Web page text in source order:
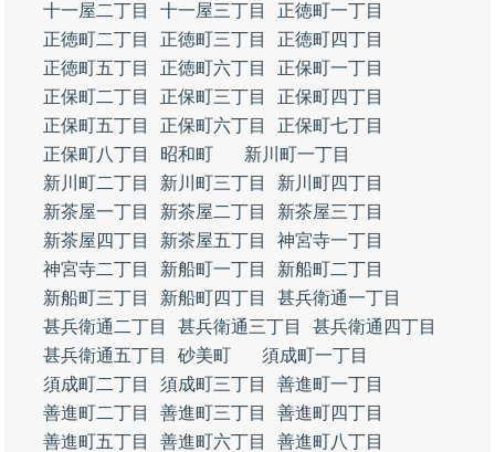
十一屋二丁目
十一屋三丁目
正徳町一丁目
正徳町二丁目
正徳町三丁目
正徳町四丁目
正徳町五丁目
正徳町六丁目
正保町一丁目
正保町二丁目
正保町三丁目
正保町四丁目
正保町五丁目
正保町六丁目
正保町七丁目
正保町八丁目
昭和町
新川町一丁目
新川町二丁目
新川町三丁目
新川町四丁目
新茶屋一丁目
新茶屋二丁目
新茶屋三丁目
新茶屋四丁目
新茶屋五丁目
神宮寺一丁目
神宮寺二丁目
新船町一丁目
新船町二丁目
新船町三丁目
新船町四丁目
甚兵衛通一丁目
甚兵衛通二丁目
甚兵衛通三丁目
甚兵衛通四丁目
甚兵衛通五丁目
砂美町
須成町一丁目
須成町二丁目
須成町三丁目
善進町一丁目
善進町二丁目
善進町三丁目
善進町四丁目
善進町五丁目
善進町六丁目
善進町八丁目